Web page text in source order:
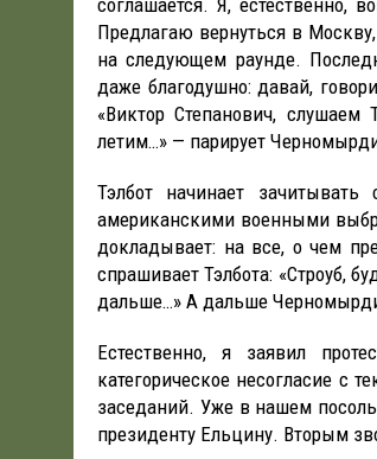
соглашается. Я, естественно,
Предлагаю вернуться в
на следующем раунде.
даже благодушно: давай,
«Виктор Степанович,
летим…» — парирует
Тэлбот начинает
американскими военными
докладывает: на все, о чем
спрашивает Тэлбота: «Строуб,
дальше…» А дальше
Естественно, я заявил
категорическое несогласие с
заседаний. Уже в нашем
президенту Ельцину. Вторым